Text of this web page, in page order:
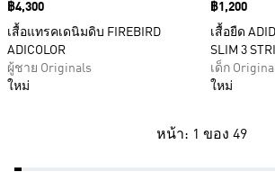
Price
฿4,300
เสื้อแทรคเดนิมดิบ FIREBIRD
ADICOLOR
ผู้ชาย Originals
ใหม่
Price
฿1,200
เสื้อยืด
SLIM 3
เด็ก
ใหม่
หน้า: 1 ของ 49